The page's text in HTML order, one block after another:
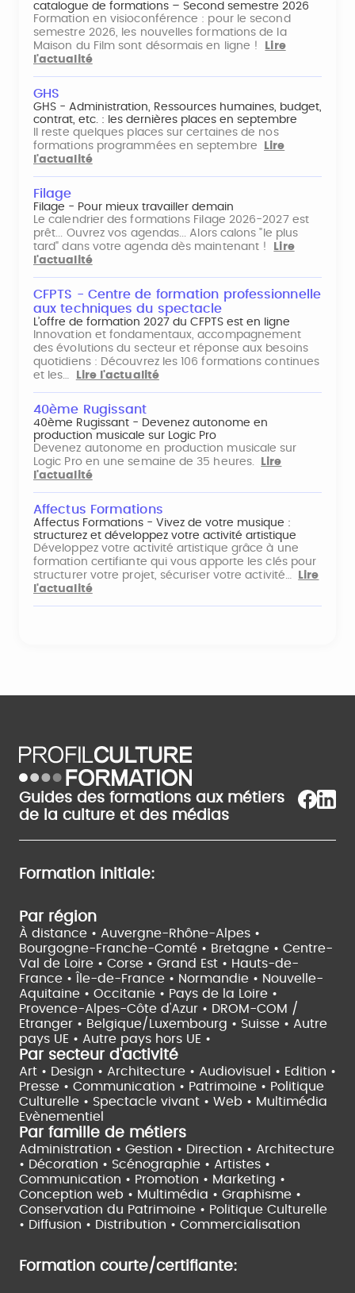
catalogue de formations – Second semestre 2026
Formation en visioconférence : pour le second
semestre 2026, les nouvelles formations de la
Maison du Film sont désormais en ligne !
Lire
l'actualité
GHS
GHS - Administration, Ressources humaines, budget,
contrat, etc. : les dernières places en septembre
Il reste quelques places sur certaines de nos
formations programmées en septembre
Lire
l'actualité
Filage
Filage - Pour mieux travailler demain
Le calendrier des formations Filage 2026-2027 est
prêt... Ouvrez vos agendas... Alors calons "le plus
tard" dans votre agenda dès maintenant !
Lire
l'actualité
CFPTS - Centre de formation professionnelle
aux techniques du spectacle
L’offre de formation 2027 du CFPTS est en ligne
Innovation et fondamentaux, accompagnement
des évolutions du secteur et réponse aux besoins
quotidiens : Découvrez les 106 formations continues
et les…
Lire l'actualité
40ème Rugissant
40ème Rugissant - Devenez autonome en
production musicale sur Logic Pro
Devenez autonome en production musicale sur
Logic Pro en une semaine de 35 heures.
Lire
l'actualité
Affectus Formations
Affectus Formations - Vivez de votre musique :
structurez et développez votre activité artistique
Développez votre activité artistique grâce à une
formation certifiante qui vous apporte les clés pour
structurer votre projet, sécuriser votre activité…
Lire
l'actualité
Guides des formations aux métiers
de la culture et des médias
Formation initiale:
Par région
À distance • Auvergne-Rhône-Alpes •
Bourgogne-Franche-Comté • Bretagne • Centre-
Val de Loire • Corse • Grand Est • Hauts-de-
France •
Île-de-France • Normandie • Nouvelle-
Aquitaine • Occitanie • Pays de la Loire •
Provence-Alpes-Côte d'Azur • DROM-COM /
Etranger • Belgique/Luxembourg • Suisse • Autre
pays UE • Autre pays hors UE •
Par secteur d'activité
Art • Design • Architecture • Audiovisuel • Edition •
Presse • Communication • Patrimoine • Politique
Culturelle • Spectacle vivant • Web • Multimédia
Evènementiel
Par famille de métiers
Administration • Gestion • Direction • Architecture
• Décoration • Scénographie • Artistes •
Communication • Promotion • Marketing •
Conception web • Multimédia • Graphisme •
Conservation du Patrimoine • Politique Culturelle
• Diffusion • Distribution • Commercialisation
Formation courte/certifiante: